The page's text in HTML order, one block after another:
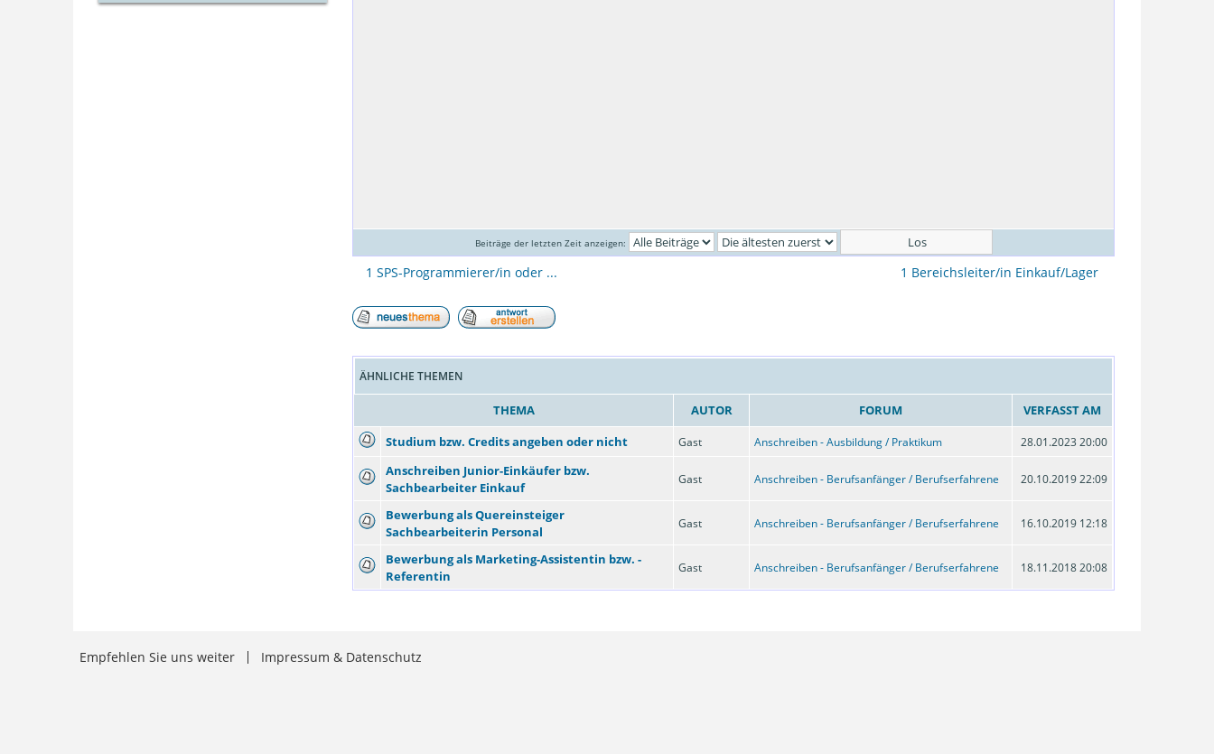
Beiträge der letzten Zeit anzeigen:
1 SPS-Programmierer/in oder ... 1 Bereichsleiter/in Einkauf/Lager
ÄHNLICHE THEMEN
THEMA AUTOR FORUM
VERFASST AM
Studium bzw. Credits angeben oder nicht
Gast Anschreiben - Ausbildung / Praktikum 28.01.2023 20:00
Anschreiben Junior-Einkäufer bzw.
Sachbearbeiter Einkauf
Gast Anschreiben - Berufsanfänger / Berufserfahrene 20.10.2019 22:09
Bewerbung als Quereinsteiger
Sachbearbeiterin Personal
Gast Anschreiben - Berufsanfänger / Berufserfahrene 16.10.2019 12:18
Bewerbung als Marketing-Assistentin bzw. -
Referentin
Gast Anschreiben - Berufsanfänger / Berufserfahrene 18.11.2018 20:08
Empfehlen Sie uns weiter Impressum & Datenschutz